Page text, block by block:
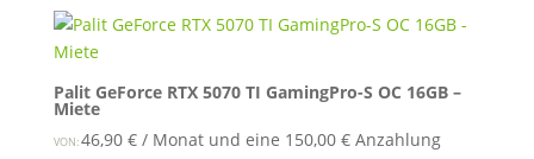
Palit GeForce RTX 5070 TI GamingPro-S OC 16GB –
Miete
VON:46,90 € / Monat und eine 150,00 €Anzahlung